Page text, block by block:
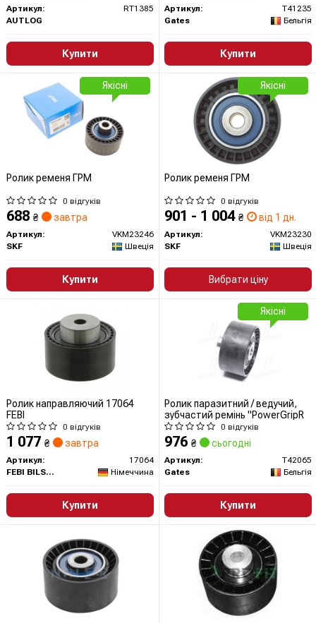
Артикул:
RT1385
AUTLOG
Купити
Артикул:
T41235
Gates
Бельгія
Купити
Ролик ременя ГРМ
0 відгуків
688 ₴ завтра
Артикул:
VKM23246
SKF
Швеція
Купити
Якісні
Ролик ременя ГРМ
0 відгуків
901 - 1 004 ₴ від 1 дн.
Артикул:
VKM23230
SKF
Швеція
Вибрати ціну
Якісні
Ролик направляючий 17064
FEBI
0 відгуків
1 077 ₴ завтра
Артикул:
17064
FEBI BILSTEIN
Німеччина
Купити
Ролик паразитний / ведучий,
зубчастий ремінь "PowerGripR
0 відгуків
976 ₴ сьогодні
Артикул:
T42065
Gates
Бельгія
Купити
Якісні